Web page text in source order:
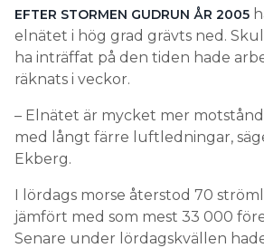
EFTER STORMEN GUDRUN ÅR 2005
elnätet i hög grad grävts ned.
ha inträffat på den tiden hade
räknats i veckor.
– Elnätet är mycket mer
med långt färre luftledningar,
Ekberg.
I lördags morse återstod 70
jämfört med som mest 33 000
Senare under lördagskvällen